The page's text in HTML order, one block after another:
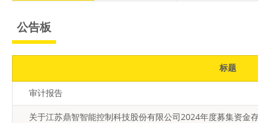
公告板
标题
审计报告
关于江苏鼎智智能控制科技股份有限公司2024年度募集资金存